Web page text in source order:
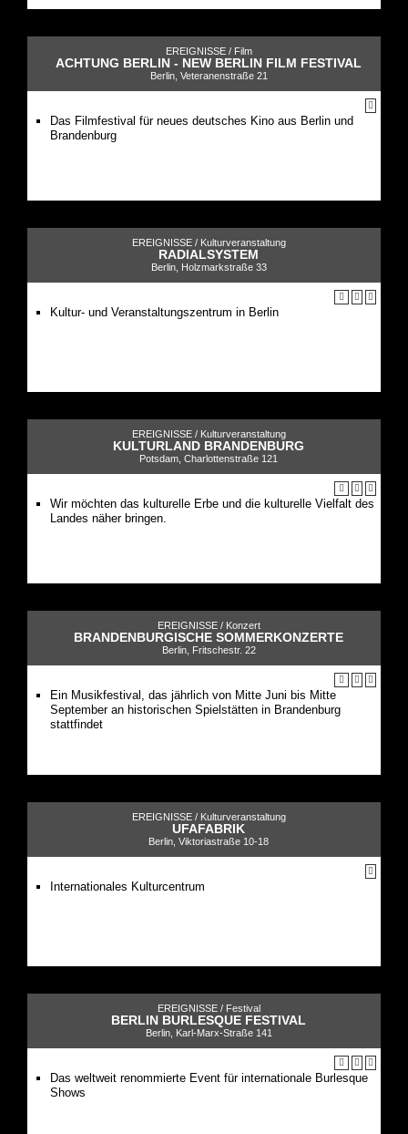
EREIGNISSE / Film
ACHTUNG BERLIN - NEW BERLIN FILM FESTIVAL
Berlin, Veteranenstraße 21
Das Filmfestival für neues deutsches Kino aus Berlin und
Brandenburg
EREIGNISSE / Kulturveranstaltung
RADIALSYSTEM
Berlin, Holzmarkstraße 33
Kultur- und Veranstaltungszentrum in Berlin
EREIGNISSE / Kulturveranstaltung
KULTURLAND BRANDENBURG
Potsdam, Charlottenstraße 121
Wir möchten das kulturelle Erbe und die kulturelle Vielfalt des
Landes näher bringen.
EREIGNISSE / Konzert
BRANDENBURGISCHE SOMMERKONZERTE
Berlin, Fritschestr. 22
Ein Musikfestival, das jährlich von Mitte Juni bis Mitte
September an historischen Spielstätten in Brandenburg
stattfindet
EREIGNISSE / Kulturveranstaltung
UFAFABRIK
Berlin, Viktoriastraße 10-18
Internationales Kulturcentrum
EREIGNISSE / Festival
BERLIN BURLESQUE FESTIVAL
Berlin, Karl-Marx-Straße 141
Das weltweit renommierte Event für internationale Burlesque
Shows